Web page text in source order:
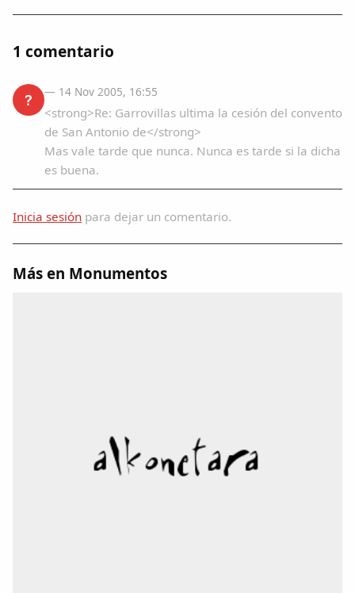
1 comentario
? — 14 Nov 2005, 16:55
<strong>Re: Garrovillas ultima la cesión del convento
de San Antonio de</strong>
Mas vale tarde que nunca. Nunca es tarde si la dicha
es buena.
Inicia sesión para dejar un comentario.
Más en Monumentos